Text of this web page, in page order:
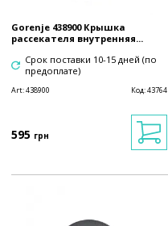
Gorenje 438900 Крышка
рассекателя внутренняя...
Срок поставки 10-15 дней (по
предоплате)
Art:438900 Код:43764
595 грн